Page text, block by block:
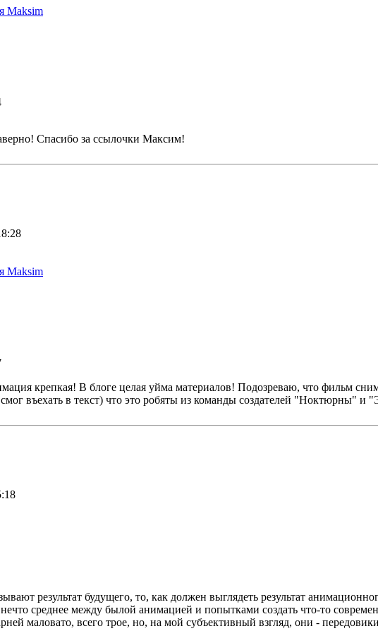
Maksim
Спасибо за ссылочки Максим!
Maksim
крепкая! В блоге целая уйма материалов! Подозреваю, что фильм
въехать в текст) что это робяты из команды создателей "Ноктюрны" и
результат будущего, то, как должен выглядеть результат
среднее между былой анимацией и попытками создать что-то
маловато, всего трое, но, на мой субъективный взгляд, они -